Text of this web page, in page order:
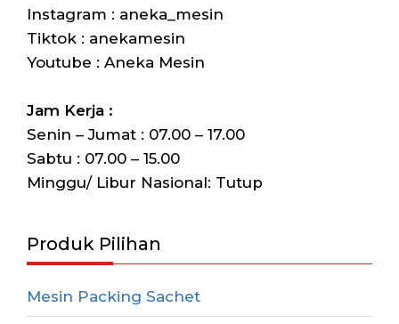
Instagram : aneka_mesin
Tiktok : anekamesin
Youtube : Aneka Mesin
Jam Kerja :
Senin – Jumat : 07.00 – 17.00
Sabtu : 07.00 – 15.00
Minggu/ Libur Nasional: Tutup
Produk Pilihan
Mesin Packing Sachet